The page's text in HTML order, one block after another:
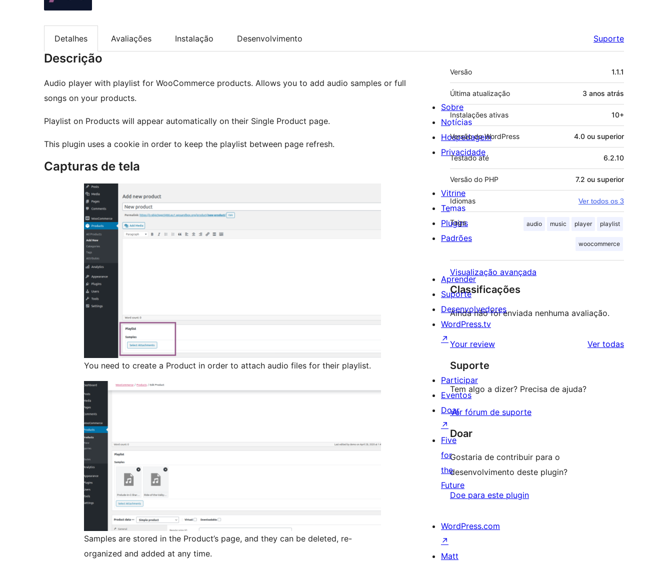
Detalhes Avaliações Instalação Desenvolvimento Suporte
Descrição
Audio player with playlist for WooCommerce products. Allows you to add audio samples or full
songs on your products.
Playlist on Products will appear automatically on their Single Product page.
This plugin uses a cookie in order to keep the playlist between page refresh.
Capturas de tela
You need to create a Product in order to attach audio files for their playlist.
Samples are stored in the Product’s page, and they can be deleted, re-
organized and added at any time.
Meta
Versão 1.1.1
Última atualização 3 anos atrás
Instalações ativas 10+
Versão do WordPress 4.0 ou superior
Testado até 6.2.10
Versão do PHP 7.2 ou superior
Idiomas Ver todos os 3
Tags audio music player playlist
woocommerce
Visualização avançada
Classificações
Ainda não foi enviada nenhuma avaliação.
Your review Ver todasavaliações
Suporte
Tem algo a dizer? Precisa de ajuda?
Ver fórum de suporte
Doar
Gostaria de contribuir para o
desenvolvimento deste plugin?
Doe para este plugin
Sobre
Notícias
Hospedagem
Privacidade
Vitrine
Temas
Plugins
Padrões
Aprender
Suporte
Desenvolvedores
WordPress.tv
↗
Participar
Eventos
Doar
↗
Five
for
the
Future
WordPress.com
↗
Matt